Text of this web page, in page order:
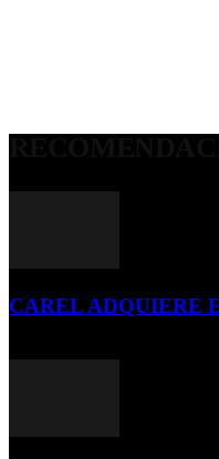
CAREL ADQUIERE